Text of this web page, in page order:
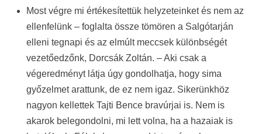
Most végre mi értékesítettük helyzeteinket és nem az
ellenfelünk – foglalta össze tömören a Salgótarján
elleni tegnapi és az elmúlt meccsek különbségét
vezetőedzőnk, Dorcsák Zoltán. – Aki csak a
végeredményt látja úgy gondolhatja, hogy sima
győzelmet arattunk, de ez nem igaz. Sikerünkhöz
nagyon kellettek Tajti Bence bravúrjai is. Nem is
akarok belegondolni, mi lett volna, ha a hazaiak is